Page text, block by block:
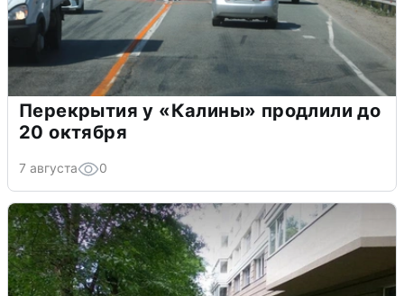
Перекрытия у «Калины» продлили до
20 октября
7 августа 0